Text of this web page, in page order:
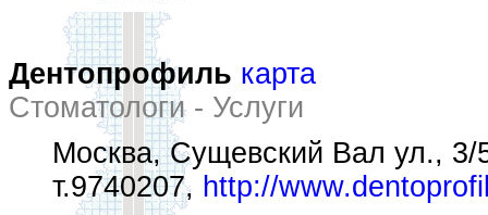
Дентопрофиль карта
Стоматологи - Услуги
Москва, Сущевский Вал ул., 3/
т.9740207, http://